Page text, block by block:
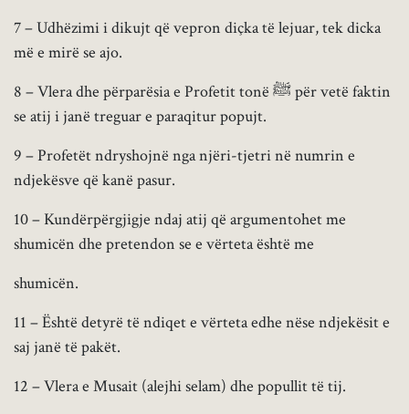
7 – Udhëzimi i dikujt që vepron diçka të lejuar, tek dicka
më e mirë se ajo.
8 – Vlera dhe përparësia e Profetit tonë ﷺ për vetë faktin
se atij i janë treguar e paraqitur popujt.
9 – Profetët ndryshojnë nga njëri-tjetri në numrin e
ndjekësve që kanë pasur.
10 – Kundërpërgjigje ndaj atij që argumentohet me
shumicën dhe pretendon se e vërteta është me
shumicën.
11 – Është detyrë të ndiqet e vërteta edhe nëse ndjekësit e
saj janë të pakët.
12 – Vlera e Musait (alejhi selam) dhe popullit të tij.